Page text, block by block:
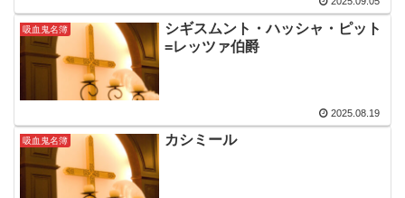
吸血鬼名簿
シギスムント・ハッシャ・ピット
=レッツァ伯爵
2025.08.19
吸血鬼名簿 カシミール